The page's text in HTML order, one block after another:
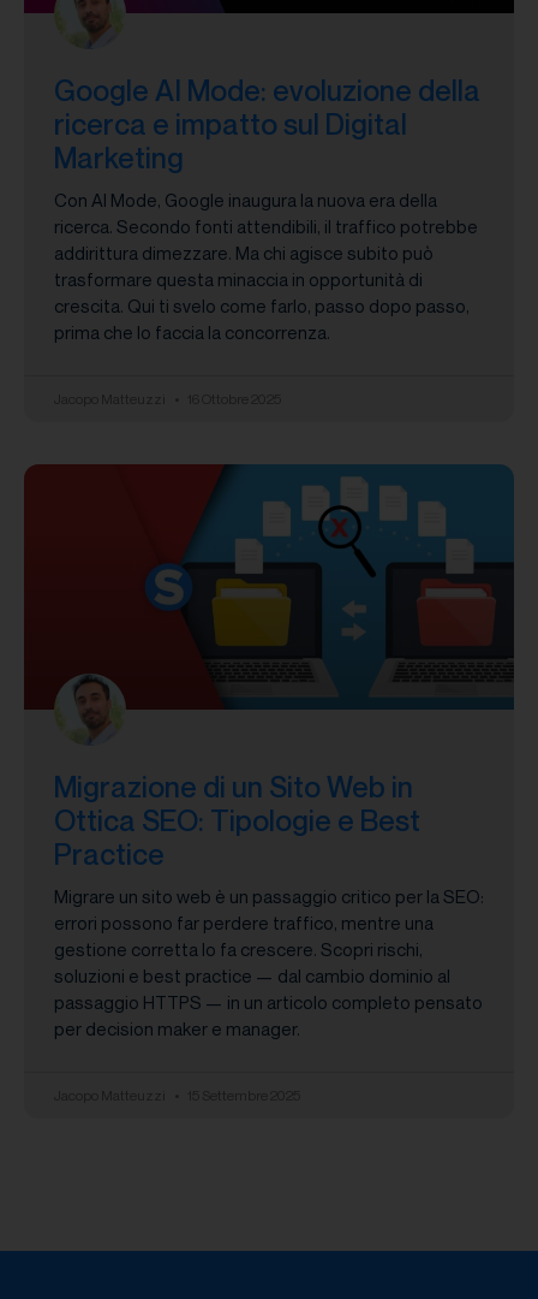
Google AI Mode: evoluzione della
ricerca e impatto sul Digital
Marketing
Con AI Mode, Google inaugura la nuova era della
ricerca. Secondo fonti attendibili, il traffico potrebbe
addirittura dimezzare. Ma chi agisce subito può
trasformare questa minaccia in opportunità di
crescita. Qui ti svelo come farlo, passo dopo passo,
prima che lo faccia la concorrenza.
Migrazione di un Sito Web in
Ottica SEO: Tipologie e Best
Practice
Migrare un sito web è un passaggio critico per la SEO:
errori possono far perdere traffico, mentre una
gestione corretta lo fa crescere. Scopri rischi,
soluzioni e best practice — dal cambio dominio al
passaggio HTTPS — in un articolo completo pensato
per decision maker e manager.